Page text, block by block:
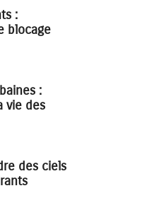
:
blocage
:
vie des
des ciels